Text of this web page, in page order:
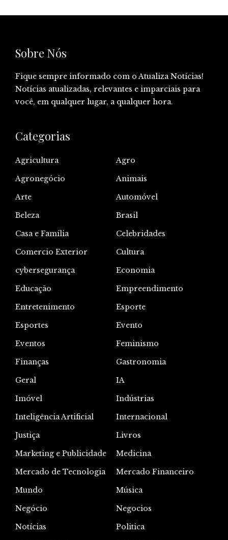
Sobre Nós
Fique sempre informado com o Atualiza Notícias!
Notícias atualizadas, relevantes e imparciais para
você, em qualquer lugar, a qualquer hora.
Categorias
Agricultura
Agro
Agronegócio
Animais
Arte
Automóvel
Beleza
Brasil
Casa e Família
Celebridades
Comercio Exterior
Cultura
cybersegurança
Economia
Educação
Empreendimento
Entretenimento
Esporte
Esportes
Evento
Eventos
Feminismo
Finanças
Gastronomia
Geral
IA
Imóvel
Indústrias
Inteligência Artificial
Internacional
Justiça
Livros
Marketing e Publicidade
Medicina
Mercado de Tecnologia
Mercado Financeiro
Mundo
Música
Negócio
Negocios
Notícias
Politica